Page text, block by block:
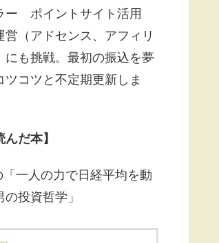
ー ポイントサイト活用
営（アドセンス、アフィリ
にも挑戦。最初の振込を夢
ツコツと不定期更新しま
んだ本】
「一人の力で日経平均を動
投資哲学」